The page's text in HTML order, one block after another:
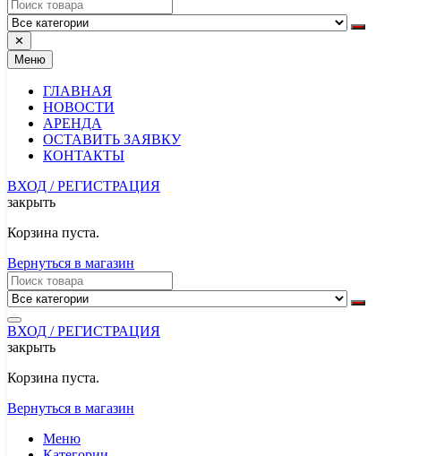
✕
Меню
ГЛАВНАЯ
НОВОСТИ
АРЕНДА
ОСТАВИТЬ ЗАЯВКУ
КОНТАКТЫ
ВХОД / РЕГИСТРАЦИЯ
закрыть
Корзина пуста.
Вернуться в магазин
ВХОД / РЕГИСТРАЦИЯ
закрыть
Корзина пуста.
Вернуться в магазин
Меню